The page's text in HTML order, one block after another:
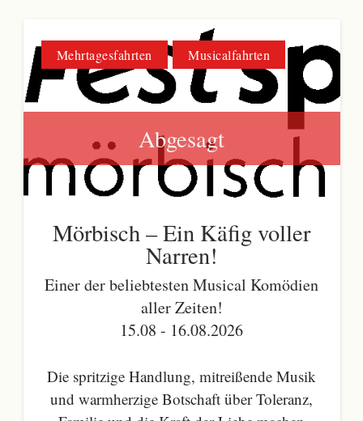
Abgesagt
Mehrtagesfahrten Musicalfahrten
Mörbisch – Ein Käfig voller
Narren!
Einer der beliebtesten Musical Komödien
aller Zeiten!
15.08 - 16.08.2026
Die spritzige Handlung, mitreißende Musik
und warmherzige Botschaft über Toleranz,